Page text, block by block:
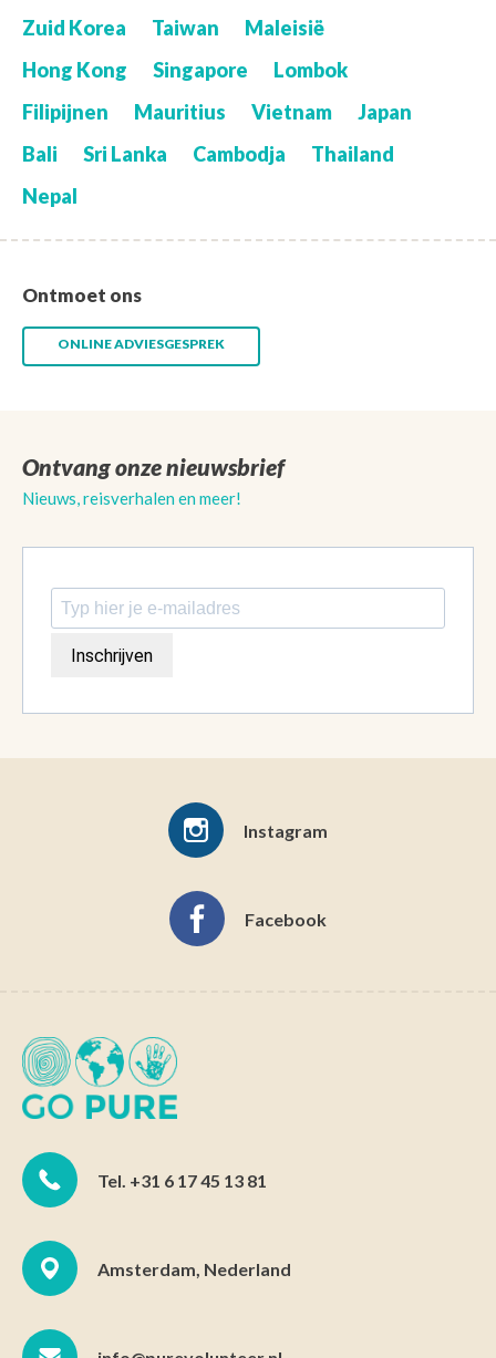
Zuid Korea
Taiwan
Maleisië
Hong Kong
Singapore
Lombok
Filipijnen
Mauritius Vietnam
Japan
Bali
Sri Lanka Cambodja
Thailand
Nepal
Ontmoet ons
ONLINE ADVIESGESPREK
Ontvang onze nieuwsbrief
Nieuws, reisverhalen en meer!
Inschrijven
Instagram
Facebook
Tel. +31 6 17 45 13 81
Amsterdam, Nederland